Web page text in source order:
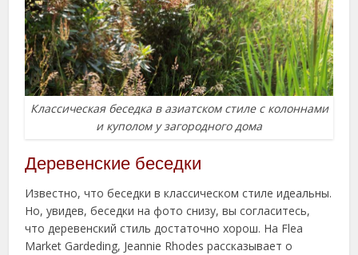
Классическая беседка в азиатском стиле с колоннами
и куполом у загородного дома
Деревенские беседки
Известно, что беседки в классическом стиле идеальны.
Но, увидев, беседки на фото снизу, вы согласитесь,
что деревенский стиль достаточно хорош. На Flea
Market Gardeding, Jeannie Rhodes рассказывает о